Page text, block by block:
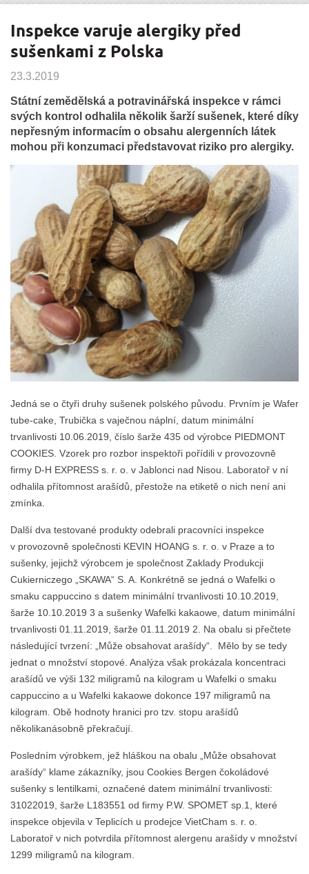
Inspekce varuje alergiky před
sušenkami z Polska
23.3.2019
Státní zemědělská a potravinářská inspekce v rámci
svých kontrol odhalila několik šarží sušenek, které díky
nepřesným informacím o obsahu alergenních látek
mohou při konzumaci představovat riziko pro alergiky.
Jedná se o čtyři druhy sušenek polského původu. Prvním je Wafer
tube-cake, Trubička s vaječnou náplní, datum minimální
trvanlivosti 10.06.2019, číslo šarže 435 od výrobce PIEDMONT
COOKIES. Vzorek pro rozbor inspektoři pořídili v provozovně
firmy D-H EXPRESS s. r. o. v Jablonci nad Nisou. Laboratoř v ní
odhalila přítomnost arašídů, přestože na etiketě o nich není ani
zmínka.
Další dva testované produkty odebrali pracovníci inspekce
v provozovně společnosti KEVIN HOANG s. r. o. v Praze a to
sušenky, jejichž výrobcem je společnost Zaklady Produkcji
Cukierniczego „SKAWA“ S. A. Konkrétně se jedná o Wafelki o
smaku cappuccino s datem minimální trvanlivosti 10.10.2019,
šarže 10.10.2019 3 a sušenky Wafelki kakaowe, datum minimální
trvanlivosti 01.11.2019, šarže 01.11.2019 2. Na obalu si přečtete
následující tvrzení: „Může obsahovat arašídy“. Mělo by se tedy
jednat o množství stopové. Analýza však prokázala koncentraci
arašídů ve výši 132 miligramů na kilogram u Wafelki o smaku
cappuccino a u Wafelki kakaowe dokonce 197 miligramů na
kilogram. Obě hodnoty hranici pro tzv. stopu arašídů
několikanásobně překračují.
Posledním výrobkem, jež hláškou na obalu „Může obsahovat
arašídy“ klame zákazníky, jsou Cookies Bergen čokoládové
sušenky s lentilkami, označené datem minimální trvanlivosti:
31022019, šarže L183551 od firmy P.W. SPOMET sp.1, které
inspekce objevila v Teplicích u prodejce VietCham s. r. o.
Laboratoř v nich potvrdila přítomnost alergenu arašídy v množství
1299 miligramů na kilogram.